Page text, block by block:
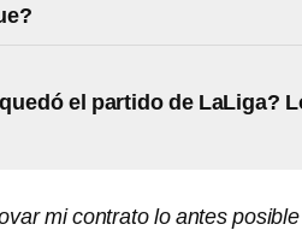
el partido de LaLiga?
mi contrato lo antes posible